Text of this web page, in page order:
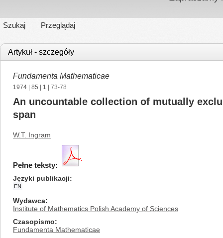
Szukaj Przeglądaj
Artykuł - szczegóły
Fundamenta Mathematicae
1974 85 1 | 73-78
An uncountable collection of mutually
span
W.T. Ingram
Pełne teksty:
Języki publikacji
EN
Wydawca
Institute of Mathematics Polish Academy of Sciences
Czasopismo
Fundamenta Mathematicae